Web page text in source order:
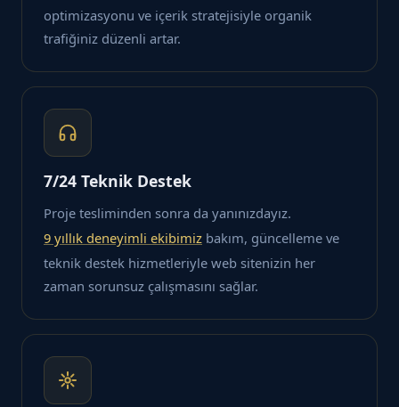
optimizasyonu ve içerik stratejisiyle organik
trafiğiniz düzenli artar.
7/24 Teknik Destek
Proje tesliminden sonra da yanınızdayız.
9 yıllık deneyimli ekibimiz bakım, güncelleme ve
teknik destek hizmetleriyle web sitenizin her
zaman sorunsuz çalışmasını sağlar.